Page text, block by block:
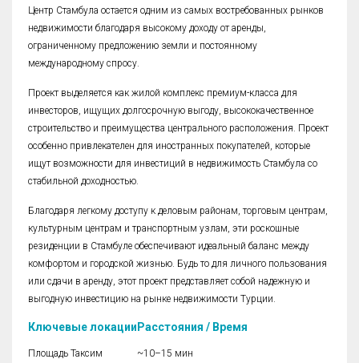
Центр Стамбула остается одним из самых востребованных рынков
недвижимости благодаря высокому доходу от аренды,
ограниченному предложению земли и постоянному
международному спросу.
Проект выделяется как жилой комплекс премиум-класса для
инвесторов, ищущих долгосрочную выгоду, высококачественное
строительство и преимущества центрального расположения. Проект
особенно привлекателен для иностранных покупателей, которые
ищут возможности для инвестиций в недвижимость Стамбула со
стабильной доходностью.
Благодаря легкому доступу к деловым районам, торговым центрам,
культурным центрам и транспортным узлам, эти роскошные
резиденции в Стамбуле обеспечивают идеальный баланс между
комфортом и городской жизнью. Будь то для личного пользования
или сдачи в аренду, этот проект представляет собой надежную и
выгодную инвестицию на рынке недвижимости Турции.
Ключевые локации Расстояния / Время
Площадь Таксим
~10–15 мин